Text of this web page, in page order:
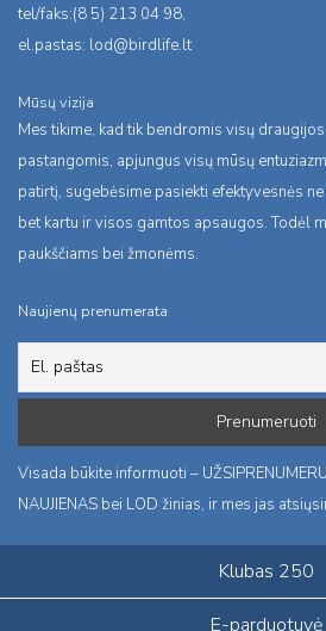
tel/faks:(8 5) 213 04 98,
el.pastas: lod@birdlife.lt
Mūsų vizija
Mes tikime, kad tik bendromis visų
pastangomis, apjungus visų mūsų
patirtį, sugebėsime pasiekti efektyvesnės ne
bet kartu ir visos gamtos apsaugos. Todėl
paukščiams bei žmonėms.
Naujienų prenumerata
Visada būkite informuoti –
NAUJIENAS bei LOD žinias, ir mes jas
Klubas 250
E-parduotuvė